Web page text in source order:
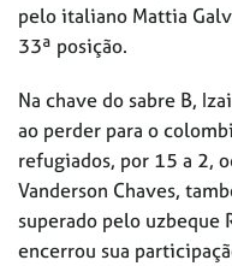
pelo italiano Mattia
33ª posição.
Na chave do sabre B,
ao perder para o
refugiados, por 15 a 2,
Vanderson Chaves,
superado pelo uzbeque
encerrou sua